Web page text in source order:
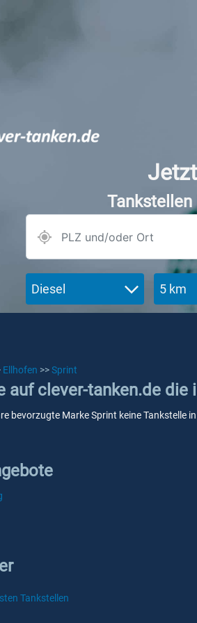
Tankstellen
Diesel 5 km
Ellhofen >>Sprint
auf clever-tanken.de
bevorzugte Marke Sprint keine Tankstelle
Tankstellen